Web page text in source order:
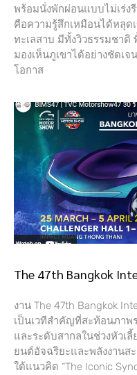
พร้อมนั่งพักผ่อนแบบไม่เร่ง
คือความรู้สึกเหมือนได้หลุด
ทะเลสาบ มีทั้งวิวธรรมชาติ
มองเห็นภูเขาได้อย่างชัดเ
โอกาส
The 47th Bangkok
งาน The 47th Bangkok
เป็นเวทีสำคัญที่สะท้อนภา
และระดับสากลในช่วงหัวเ
ยนต์อัจฉริยะและพลังงานส
ใต้แนวคิด “The Iconic